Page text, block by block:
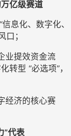
亿级赛道
息化、数字化、
口 ；
业提效资金流
转型 “必选项”，
经济的核心赛
”代表